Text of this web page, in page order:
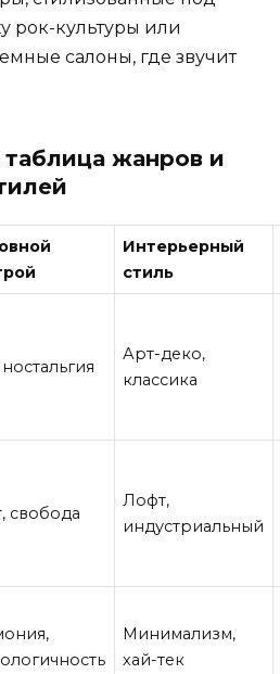
рок-культуры или
салоны, где звучит
таблица жанров и
Интерьерный
стиль
Арт-деко,
классика
свобода
Лофт,
индустриальный
Минимализм,
хай-тек